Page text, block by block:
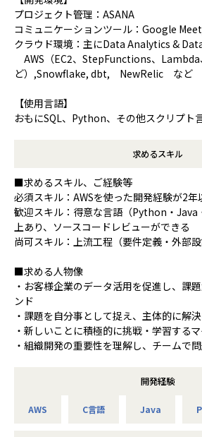
プロジェクト管理：ASANA
コミュニケーションツール：Google
クラウド環境：主にData Analytics &
AWS（EC2、StepFunctions、Lambda
ど）,Snowflake, dbt, NewRelic など
【使用言語】
おもにSQL、Python、その他スクリプト
求めるスキル
■求めるスキル、ご経験等
必須スキル：AWSを使った開発経験が2年
歓迎スキル：得意な言語（Python・Java
上あり、ソースコードレビューができる
尚可スキル：上流工程（要件定義・外部
■求める人物像
・お客様企業のデータ活用を促進し、課
ンド
・課題を自分事として捉え、主体的に解
・新しいことに積極的に挑戦・学習する
・組織開発の重要性を理解し、チームで
開発経験
AWS C言語 Java